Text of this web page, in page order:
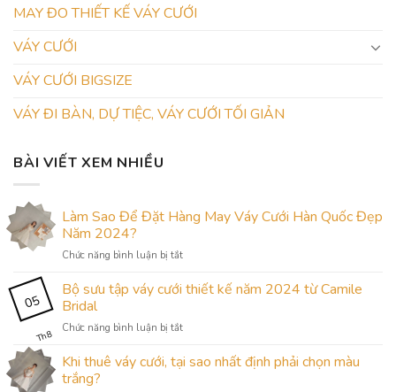
MAY ĐO THIẾT KẾ VÁY CƯỚI
VÁY CƯỚI
VÁY CƯỚI BIGSIZE
VÁY ĐI BÀN, DỰ TIỆC, VÁY CƯỚI TỐI GIẢN
BÀI VIẾT XEM NHIỀU
Làm Sao Để Đặt Hàng May Váy Cưới Hàn Quốc Đẹp
Năm 2024?
Chức năng bình luận bị tắtở
Sao
Hàng
Váy
05
Th8
Bộ sưu tập váy cưới thiết kế năm 2024 từ Camile
Bridal
Chức năng bình luận bị tắtở
sưu
Khi thuê váy cưới, tại sao nhất định phải chọn màu
trắng?